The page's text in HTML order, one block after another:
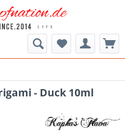
- Duck 10ml